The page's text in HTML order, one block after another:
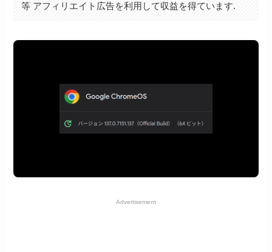
等 アフィリエイト広告を利用して収益を得ています.
Advertisement